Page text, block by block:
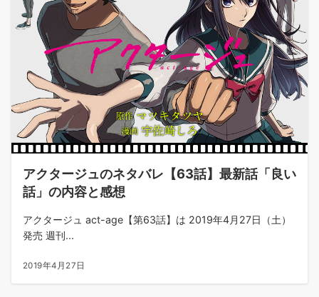
アクタージュのネタバレ【63話】最新話「良い
話」の内容と感想
アクタージュ act-age【第63話】は 2019年4月27日（土）
発売 週刊...
2019年4月27日